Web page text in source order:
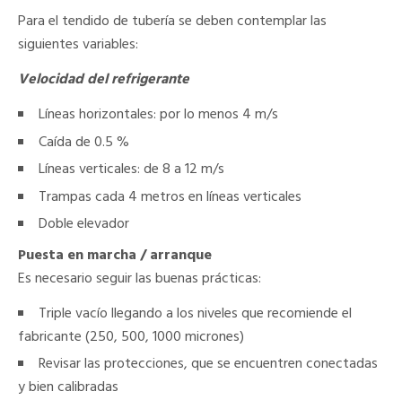
Para el tendido de tubería se deben contemplar las
siguientes variables:
Velocidad del refrigerante
Líneas horizontales: por lo menos 4 m/s
Caída de 0.5 %
Líneas verticales: de 8 a 12 m/s
Trampas cada 4 metros en líneas verticales
Doble elevador
Puesta en marcha / arranque
Es necesario seguir las buenas prácticas:
Triple vacío llegando a los niveles que recomiende el
fabricante (250, 500, 1000 micrones)
Revisar las protecciones, que se encuentren conectadas
y bien calibradas